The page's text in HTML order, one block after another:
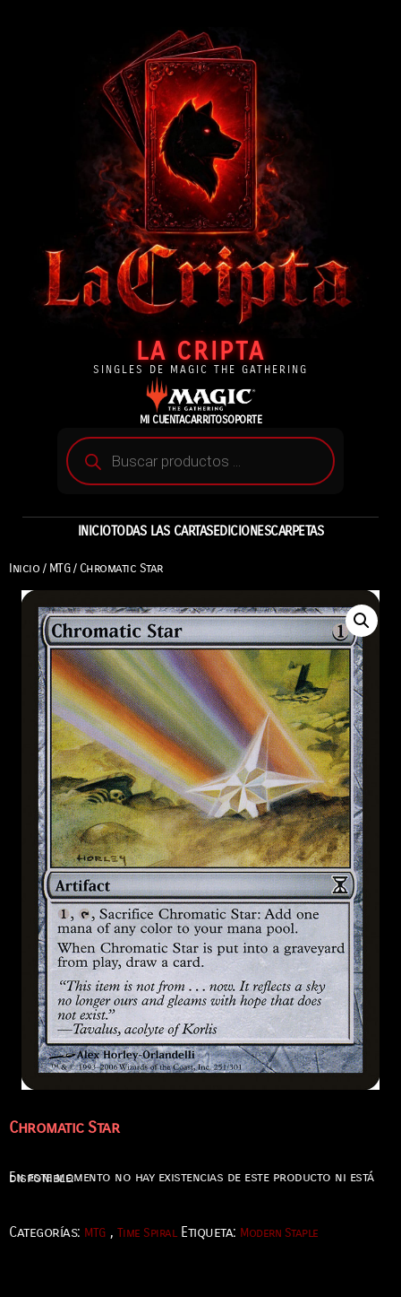
LA CRIPTA
SINGLES DE MAGIC THE GATHERING
MI CUENTACARRITOSOPORTE
INICIOTODAS LAS CARTASEDICIONESCARPETAS
Inicio / MTG/ Chromatic Star
Chromatic Star
En este momento no hay existencias de este producto ni está disponible.
Categorías: MTG , Time Spiral Etiqueta: Modern Staple